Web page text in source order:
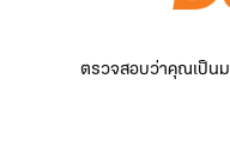
ตรวจสอบว่าคุณเป็น